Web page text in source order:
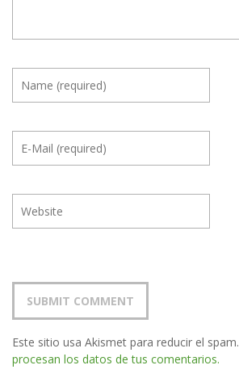
Este sitio usa Akismet para reducir el spam.
procesan los datos de tus comentarios.